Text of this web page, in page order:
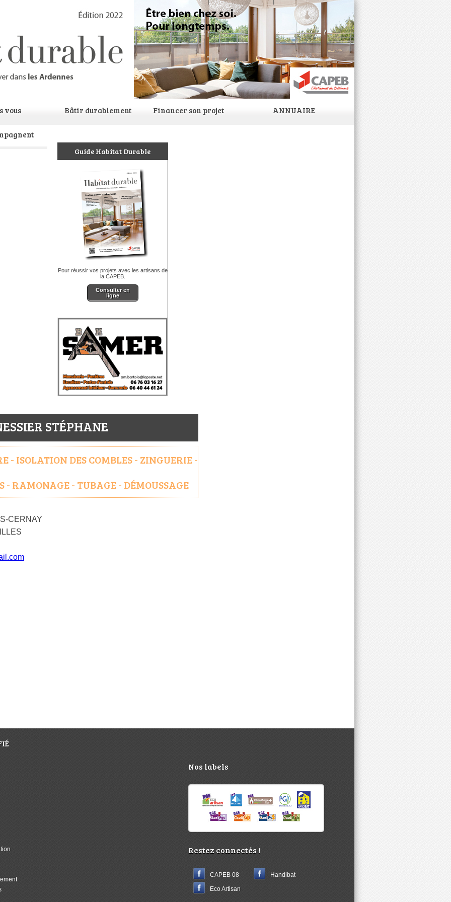
vous Bâtir durablement Financer son projet ANNUAIRE
Guide Habitat Durable
Pour réussir vos projets avec les artisans de
la CAPEB.
Consulter en
ligne
STÉPHANE
- ISOLATION DES COMBLES - ZINGUERIE -
- RAMONAGE - TUBAGE - DÉMOUSSAGE
CERNAY
Nos labels
Restez connectés !
CAPEB 08
Eco Artisan
Handibat